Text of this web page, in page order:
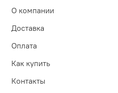
О компании
Доставка
Оплата
Как купить
Контакты